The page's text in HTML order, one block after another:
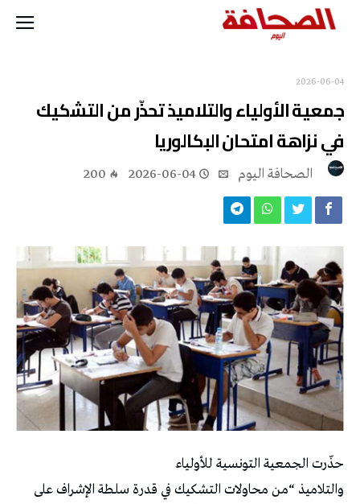
2026-06-04
جمعية الأولياء والتلاميذ تحذّر من التشكيك
في نزاهة امتحان البكالوريا
2026-06-04
200
حذّرت الجمعية التونسية للأولياء
والتلاميذ “من محاولات التشكيك في قدرة سلطة الإشراف على